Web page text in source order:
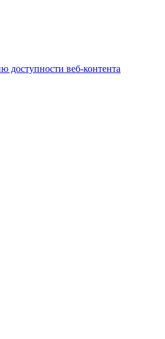
доступности веб-контента